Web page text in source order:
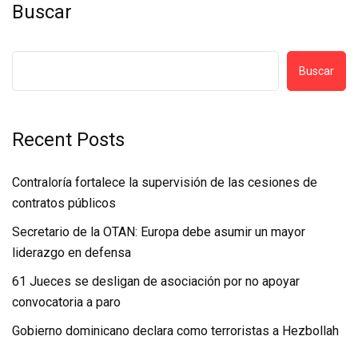
Buscar
Buscar
Recent Posts
Contraloría fortalece la supervisión de las cesiones de
contratos públicos
Secretario de la OTAN: Europa debe asumir un mayor
liderazgo en defensa
61 Jueces se desligan de asociación por no apoyar
convocatoria a paro
Gobierno dominicano declara como terroristas a Hezbollah